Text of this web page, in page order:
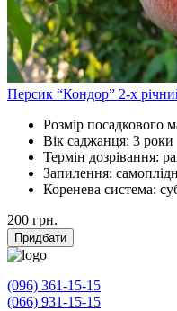
Персик “Кондор” 2-х
Розмір посадкового
Вік саджанця: 3 роки
Термін дозрівання:
Запилення:
Коренева система:
200 грн.
Придбати
(096) 361-15-15
(066) 931-15-15